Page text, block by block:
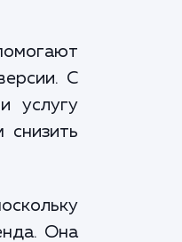
С
услугу
Она